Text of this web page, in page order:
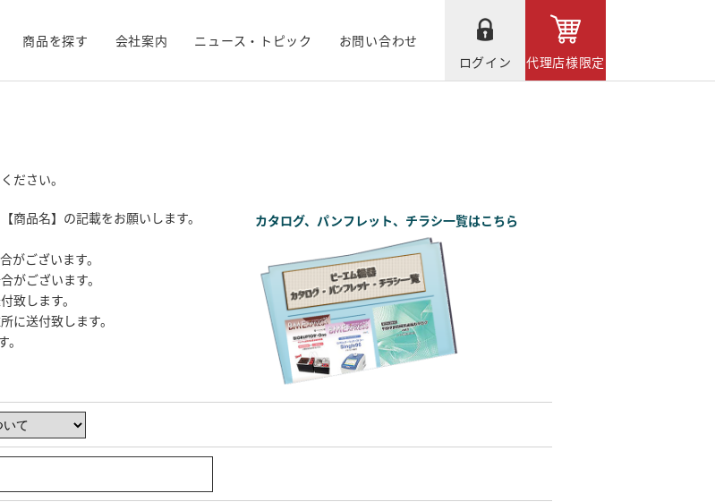
商品を探す 会社案内 ニュース・トピック
お問い合わせ
ログイン
代理店様限定
ださい。
商品名】の記載をお願いします。
がございます。
がございます。
致します。
に送付致します。
カタログ、パンフレット、チラシ一覧はこちら